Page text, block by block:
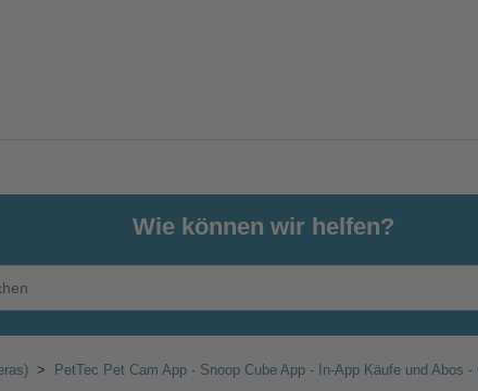
Wie können wir helfen?
PetTec Pet Cam App - Snoop Cube App - In-App Käufe und Abos -